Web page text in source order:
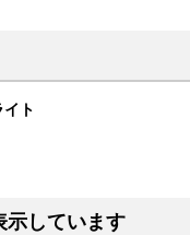
ト
示しています